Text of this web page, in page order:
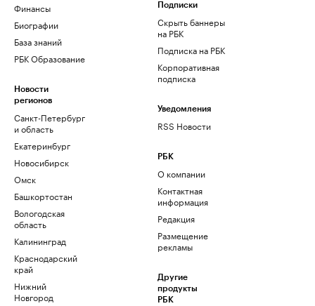
Финансы
Биографии
База знаний
РБК Образование
Новости
регионов
Санкт-Петербург
и область
Екатеринбург
Новосибирск
Омск
Башкортостан
Вологодская
область
Калининград
Краснодарский
край
Нижний
Новгород
Подписки
Скрыть баннеры
на РБК
Подписка на РБК
Корпоративная
подписка
Уведомления
RSS Новости
РБК
О компании
Контактная
информация
Редакция
Размещение
рекламы
Другие
продукты
РБК